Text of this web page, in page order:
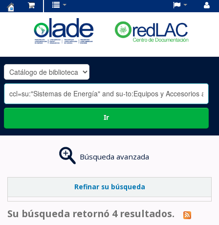
OLADE
-
Ir
Búsqueda avanzada
Refinar su búsqueda
Su búsqueda retornó 4 resultados.